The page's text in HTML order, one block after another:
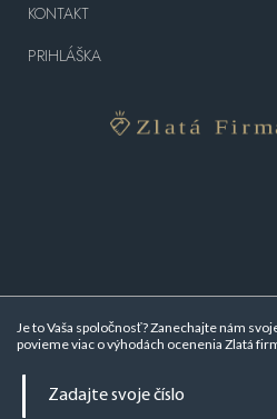
Je to Vaša spoločnosť? Zanechajte nám
povieme viac ovýhodách ocenenia Zlatá
KONTAKT
PRIHLÁŠKA